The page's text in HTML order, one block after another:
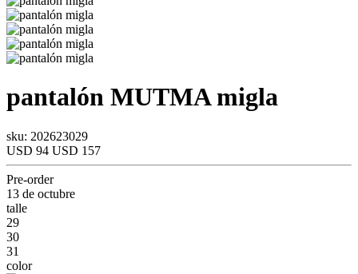
pantalón MUTMAmigla
sku: 202623029
USD 94 USD 157
Pre-order
13 de octubre
talle
29
30
31
color